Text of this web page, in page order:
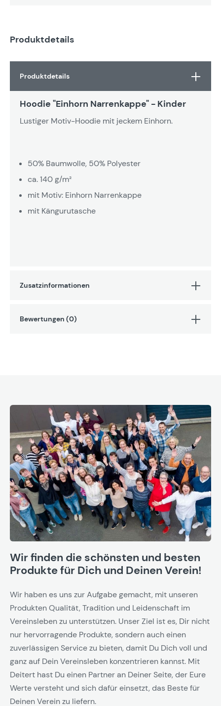
Produktdetails
Produktdetails
Hoodie "Einhorn Narrenkappe" - Kinder
Lustiger Motiv-Hoodie mit jeckem Einhorn.
50% Baumwolle, 50% Polyester
ca. 140 g/m²
mit Motiv: Einhorn Narrenkappe
mit Kängurutasche
Zusatzinformationen
Bewertungen (0)
Wir finden die schönsten und besten
Produkte für Dich und Deinen Verein!
Wir haben es uns zur Aufgabe gemacht, mit unseren
Produkten Qualität, Tradition und Leidenschaft im
Vereinsleben zu unterstützen. Unser Ziel ist es, Dir nicht
nur hervorragende Produkte, sondern auch einen
zuverlässigen Service zu bieten, damit Du Dich voll und
ganz auf Dein Vereinsleben konzentrieren kannst. Mit
Deitert hast Du einen Partner an Deiner Seite, der Eure
Werte versteht und sich dafür einsetzt, das Beste für
Deinen Verein zu liefern.